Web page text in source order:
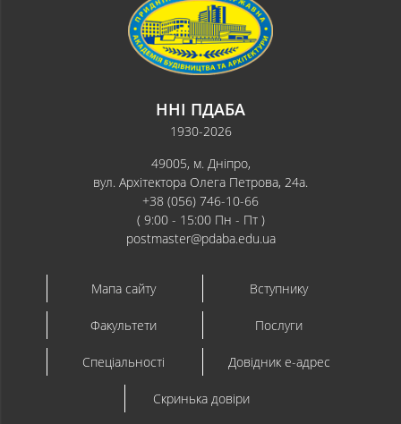
ННІ ПДАБА
1930-2026
49005, м. Дніпро,
вул. Архітектора Олега Петрова, 24а.
+38 (056) 746-10-66
( 9:00 - 15:00 Пн - Пт )
postmaster@pdaba.edu.ua
Мапа сайту Вступнику
Факультети Послуги
Спеціальності Довідник e-адрес
Скринька довіри